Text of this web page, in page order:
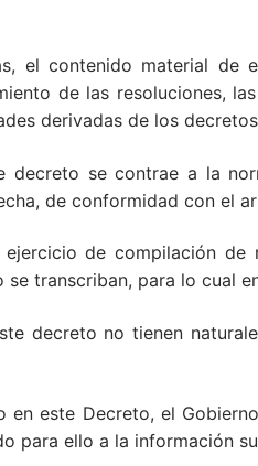
el contenido material
de las resoluciones,
derivadas de los
decreto se contrae a la
de conformidad con el
de compilación
transcriban, para lo cual
decreto no tienen
este Decreto, el
para ello a la información